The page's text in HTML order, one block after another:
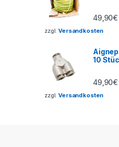
49,90€
zzgl.Versandkosten
10
49,90€
zzgl.Versandkosten